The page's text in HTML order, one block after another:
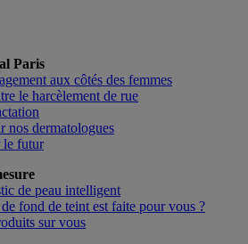
Paris
aux côtés des femmes
le harcèlement de rue
nos dermatologues
le futur
de peau intelligent
fond de teint est faite pour vous ?
sur vous